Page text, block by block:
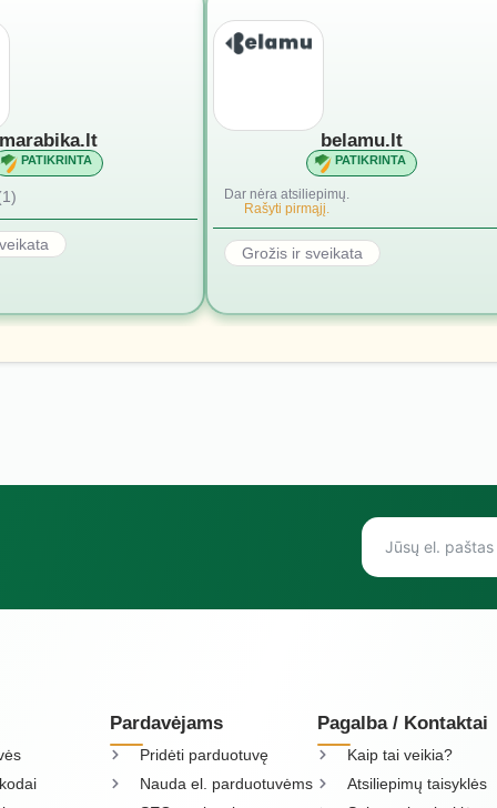
PATIKRINTA
belamu.lt
PATIKRINTA
Dar nėra atsiliepimų.
Rašyti pirmąjį.
Grožis ir sveikata
Pardavėjams
Pridėti parduotuvę
Nauda el. parduotuvėms
Pagalba / Kontaktai
Kaip tai veikia?
Atsiliepimų taisyklės